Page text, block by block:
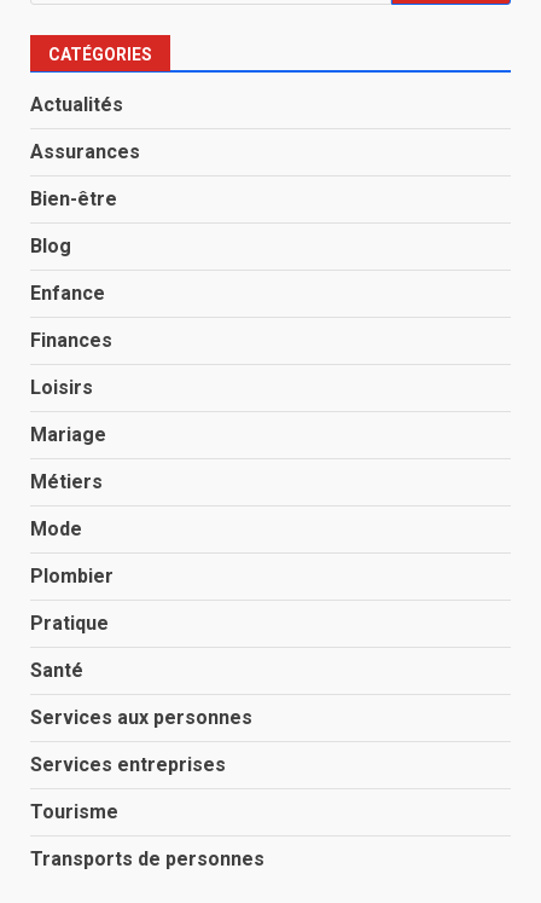
CATÉGORIES
Actualités
Assurances
Bien-être
Blog
Enfance
Finances
Loisirs
Mariage
Métiers
Mode
Plombier
Pratique
Santé
Services aux personnes
Services entreprises
Tourisme
Transports de personnes